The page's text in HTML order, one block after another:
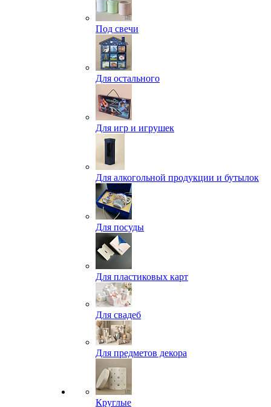
Под свечи
Для остального
Для игр и игрушек
Для алкогольной продукции и бутылок
Для посуды
Для пластиковых карт
Для свадеб
Для предметов декора
Круглые